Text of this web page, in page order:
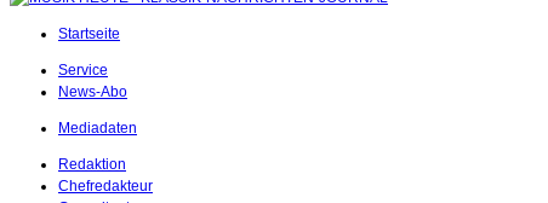
Startseite
Service
News-Abo
Mediadaten
Redaktion
Chefredakteur